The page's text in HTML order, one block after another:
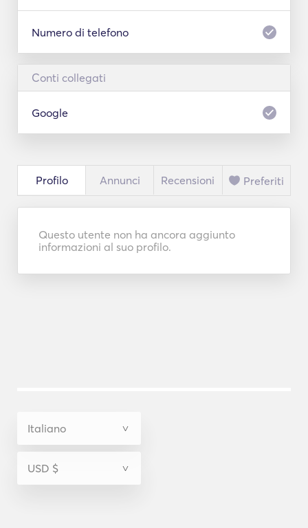
Numero di telefono
Conti collegati
Google
Profilo Annunci Recensioni Preferiti
Questo utente non ha ancora aggiunto
informazioni al suo profilo.